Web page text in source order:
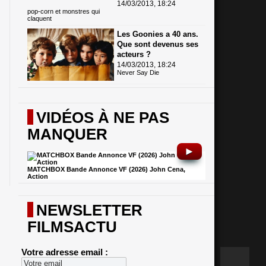
14/03/2013, 18:24
pop-corn et monstres qui
claquent
Les Goonies a 40 ans.
Que sont devenus ses
acteurs ?
14/03/2013, 18:24
Never Say Die
VIDÉOS À NE PAS
MANQUER
►
MATCHBOX Bande Annonce VF (2026) John Cena,
Action
NEWSLETTER
FILMSACTU
Votre adresse email :